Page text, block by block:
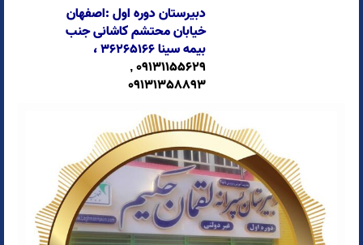
دبیرستان دوره اول :اصفهان
خیابان محتشم کاشانی جنب
بیمه سینا۳۶۲۶۵۱۶۶ ،
09131155629 ,
09131358893